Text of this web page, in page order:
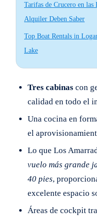
Tarifas de Crucero en las
Alquiler Deben Saber
Top Boat Rentals in
Lake
Tres cabinas con
calidad en todo el
Una cocina en
el
Lo que Los
vuelo más grande
40 pies,
excelente espacio
Áreas de cockpit